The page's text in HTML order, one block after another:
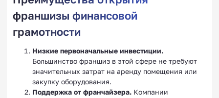
франшизы финансовой
грамотности
Низкие первоначальные инвестиции.
Большинство франшиз в этой сфере не требуют
значительных затрат на аренду помещения или
закупку оборудования.
Поддержка от франчайзера. Компании